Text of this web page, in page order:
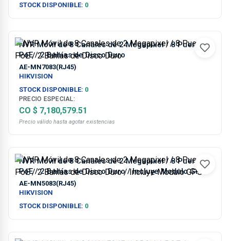
STOCK DISPONIBLE: 0
NVR Móvil de 8 Canales de 2 Megapixel / 8 Puertos
PoE / 2 Bahías de Disco Duro
AE-MN7083(RJ45)
HIKVISION
STOCK DISPONIBLE: 0
PRECIO ESPECIAL:
CO $ 7,180,579.51
Precio válido hasta agotar existencias
NVR Móvil de 8 Canales de 2 Megapixel / 8 Puertos
PoE / 2 Bahías de Disco Duro / Incluye Modulo GPS
AE-MN5083(RJ45)
HIKVISION
STOCK DISPONIBLE: 0